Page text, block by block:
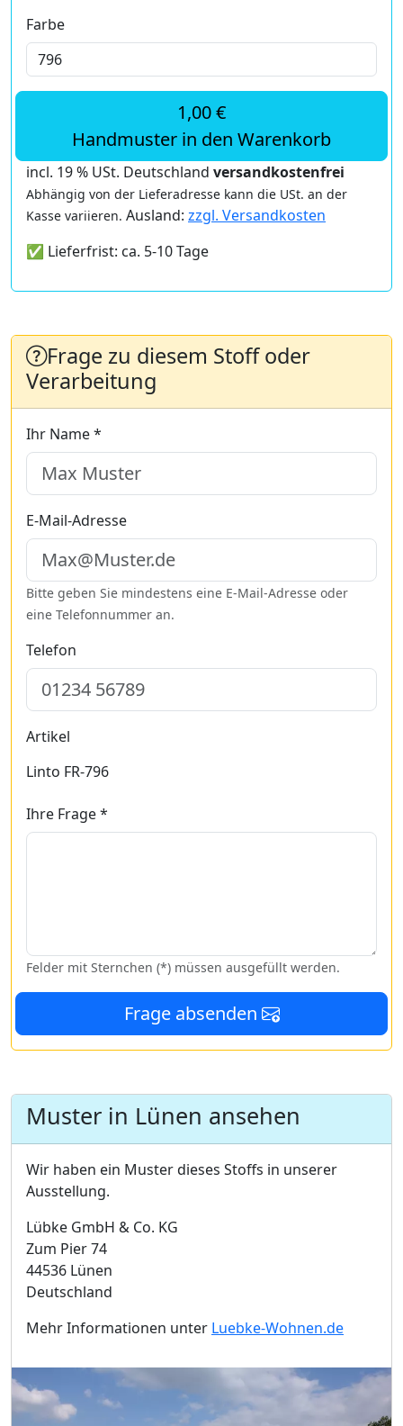
Farbe
1,00 €
Handmuster in den Warenkorb
incl. 19 % USt. Deutschland versandkostenfrei
Abhängig von der Lieferadresse kann die USt. an der
Kasse variieren. Ausland: zzgl. Versandkosten
✅ Lieferfrist: ca. 5-10 Tage
Frage zu diesem Stoff oder
Verarbeitung
Ihr Name *
E-Mail-Adresse
Bitte geben Sie mindestens eine E-Mail-Adresse oder
eine Telefonnummer an.
Telefon
Artikel
Linto FR-796
Ihre Frage *
Felder mit Sternchen (*) müssen ausgefüllt werden.
Frage absenden
Muster in Lünen ansehen
Wir haben ein Muster dieses Stoffs in unserer
Ausstellung.
Lübke GmbH & Co. KG
Zum Pier 74
44536 Lünen
Deutschland
Mehr Informationen unter Luebke-Wohnen.de